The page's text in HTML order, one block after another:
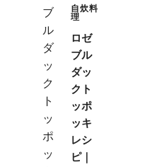
自炊料
理
ロゼ
ブル
ダッ
クト
ッポ
ッキ
レシ
ピ｜